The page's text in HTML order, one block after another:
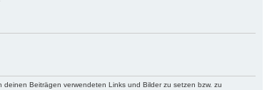
Beiträgen verwendeten Links und Bilder zu setzen bzw. zu